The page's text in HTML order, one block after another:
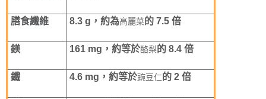
膳食纖維 8.3 g，約為高麗菜的 7.5 倍
鎂 161 mg，約等於酪梨的 8.4 倍
鐵 4.6 mg，約等於豌豆仁的 2 倍